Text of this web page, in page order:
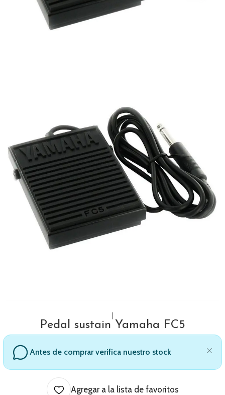
Pedal sustain Yamaha FC5
Antes de comprar verifica nuestro stock
Agregar a la lista de favoritos